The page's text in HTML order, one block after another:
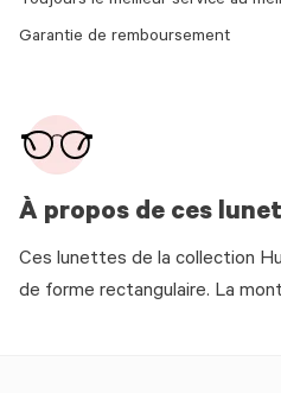
À propos de ces
Ces lunettes de la collection
de forme rectangulaire. La
Garantie de remboursement